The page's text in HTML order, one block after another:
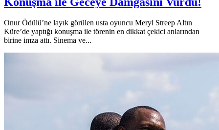
Onur Ödülü’ne layık görülen usta oyuncu Meryl Streep Altın
Küre’de yaptığı konuşma ile törenin en dikkat çekici anlarından
birine imza attı. Sinema ve...